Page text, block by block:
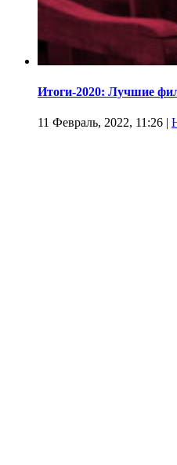
Итоги-2020: Лучшие
11 Февраль, 2022, 11:26 |